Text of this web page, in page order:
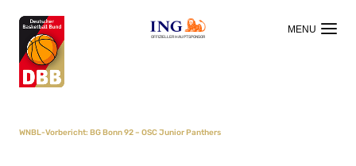
OFFIZIELLER HAUPTSPONSOR
WNBL-Vorbericht: BG Bonn 92 – OSC Junior Panthers